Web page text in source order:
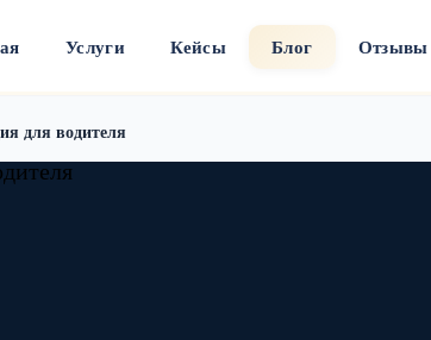
Услуги Кейсы Блог Отзывы
для водителя